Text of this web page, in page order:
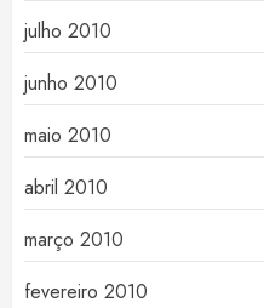
julho 2010
junho 2010
maio 2010
abril 2010
março 2010
fevereiro 2010